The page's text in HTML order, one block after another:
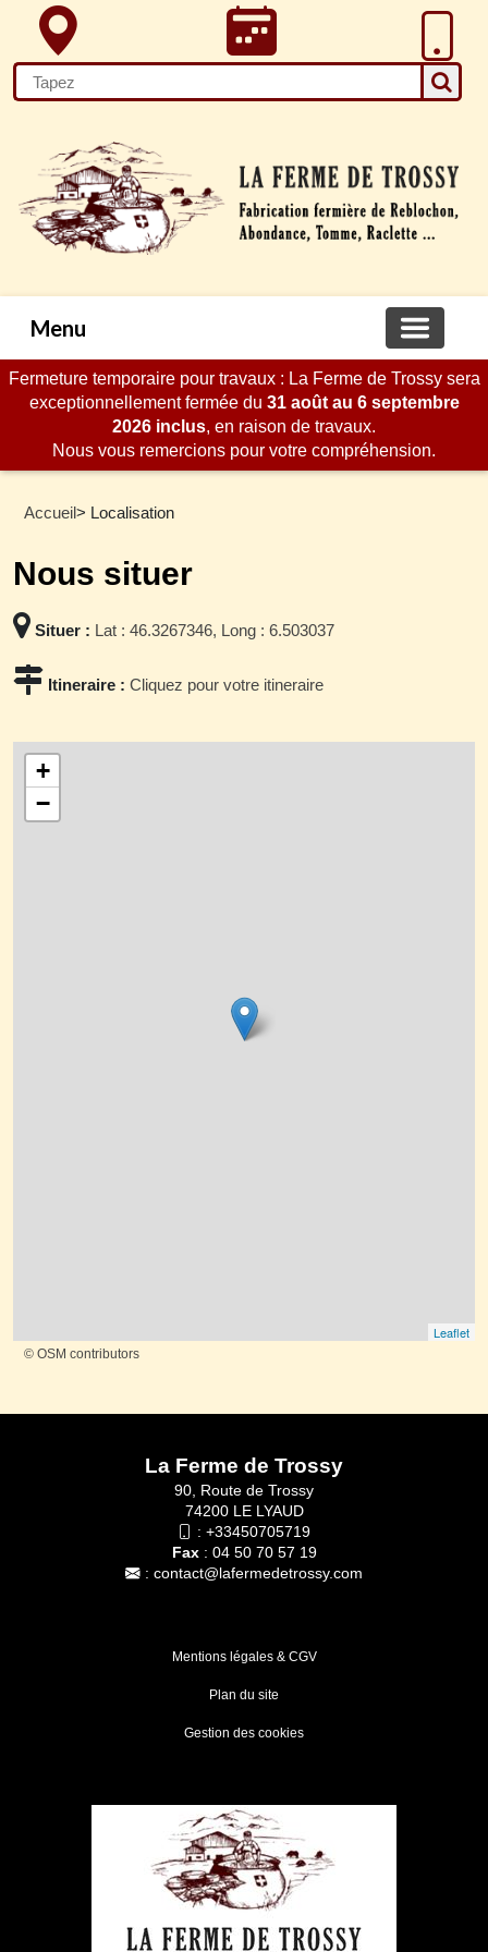
Menu
Fermeture temporaire pour travaux : La Ferme de Trossy sera
exceptionnellement fermée du 31 août au 6 septembre
2026 inclus, en raison de travaux.
Nous vous remercions pour votre compréhension.
Accueil> Localisation
Nous situer
Situer : Lat : 46.3267346, Long : 6.503037
Itineraire : Cliquez pour votre itineraire
+
−
Leaflet
© OSM contributors
La Ferme de Trossy
90, Route de Trossy
74200 LE LYAUD
: +33450705719
Fax: 04 50 70 57 19
: contact@lafermedetrossy.com
Mentions légales & CGV
Plan du site
Gestion des cookies